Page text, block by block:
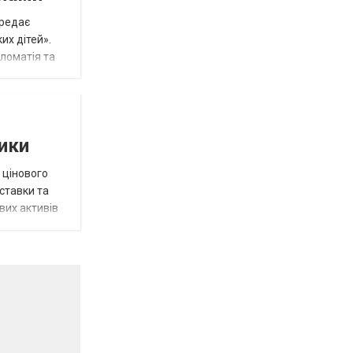
дітей».
та
та
активів